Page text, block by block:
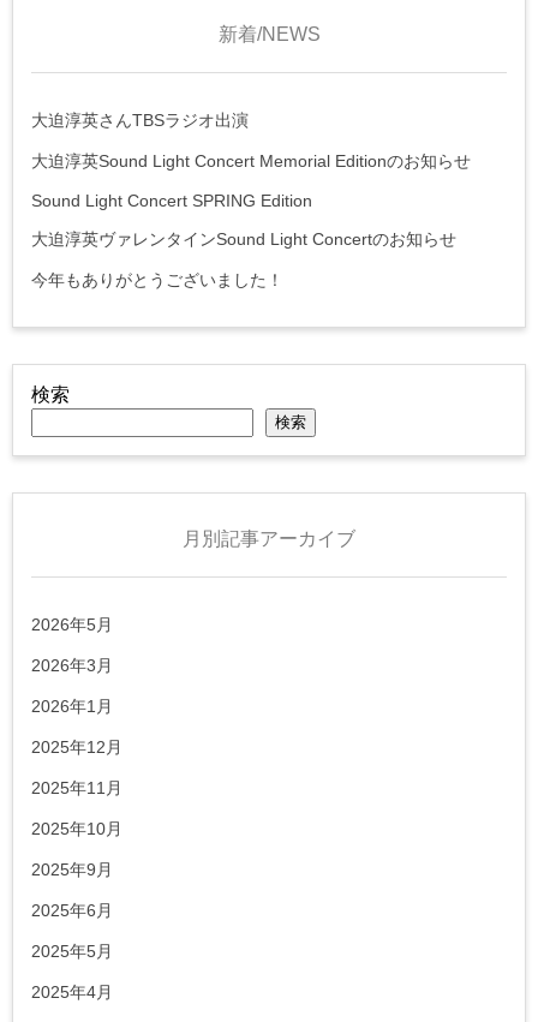
新着/NEWS
大迫淳英さんTBSラジオ出演
大迫淳英Sound Light Concert Memorial Editionのお知らせ
Sound Light Concert SPRING Edition
大迫淳英ヴァレンタインSound Light Concertのお知らせ
今年もありがとうございました！
検索
検索
月別記事アーカイブ
2026年5月
2026年3月
2026年1月
2025年12月
2025年11月
2025年10月
2025年9月
2025年6月
2025年5月
2025年4月